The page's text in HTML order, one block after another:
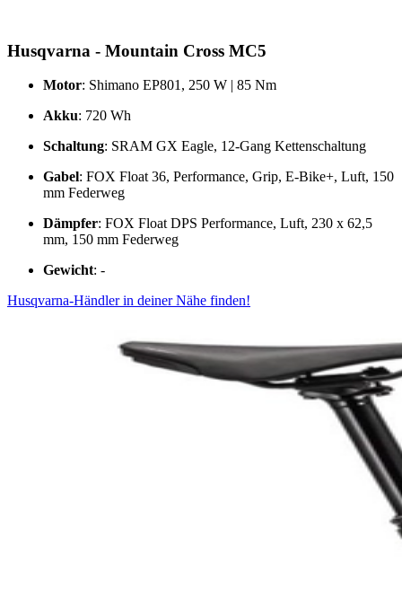
Husqvarna - Mountain Cross MC5
Motor: Shimano EP801, 250 W | 85 Nm
Akku: 720 Wh
Schaltung: SRAM GX Eagle, 12-Gang Kettenschaltung
Gabel: FOX Float 36, Performance, Grip, E-Bike+, Luft, 150
mm Federweg
Dämpfer: FOX Float DPS Performance, Luft, 230 x 62,5
mm, 150 mm Federweg
Gewicht: -
Husqvarna-Händler in deiner Nähe finden!